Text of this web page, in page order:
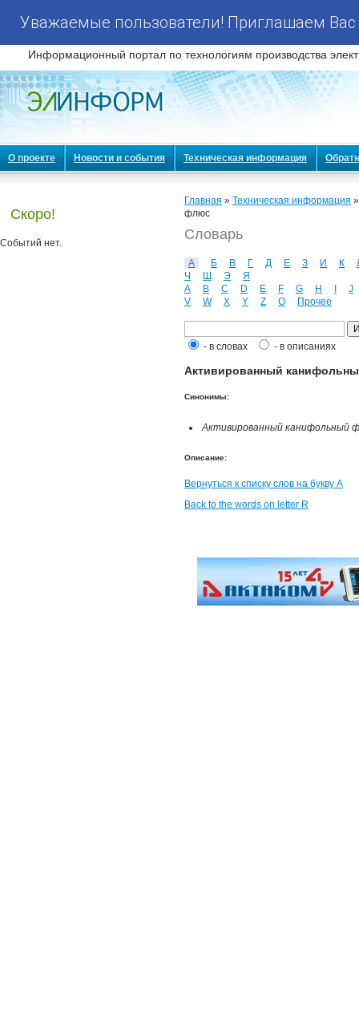
Уважаемые пользователи! Приглашаем
Информационный портал по технологиям производства
О проекте Новости и события Техническая информация
Скоро!
Событий нет.
Главная » Техническая информация
флюс
Словарь
А Б В Г Д Е З И К
Ч
Ш Э
Я
A
B C D E F G H
J
V
W X Y Z О Прочее
- в словах - в описаниях
Активированный
Синонимы:
Активированный канифольный
Описание:
Вернуться к списку слов на букву А
Back to the words on letter R